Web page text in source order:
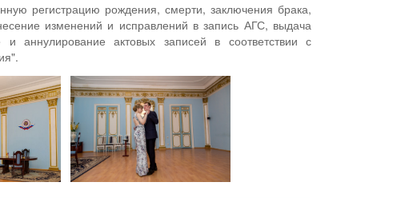
регистрацию рождения, смерти, заключения брака,
изменений и исправлений в запись АГС, выдача
аннулирование актовых записей в соответствии с